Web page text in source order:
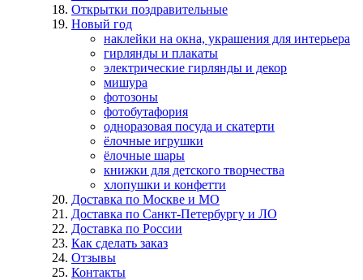
Открытки поздравительные
Новый год
наклейки на окна, украшения для интерьера
гирлянды и плакаты
электрические гирлянды и декор
мишура
фотозоны
фотобутафория
одноразовая посуда и скатерти
ёлочные игрушки
ёлочные шары
книжки для детского творчества
хлопушки и конфетти
Доставка по Москве и МО
Доставка по Санкт-Петербургу и ЛО
Доставка по России
Как сделать заказ
Отзывы
Контакты